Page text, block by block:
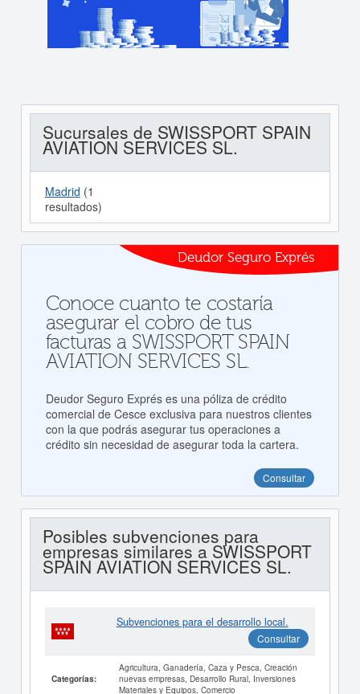
Sucursales de SWISSPORT SPAIN
AVIATION SERVICES SL.
Madrid (1
resultados)
Deudor Seguro Exprés
Conoce cuanto te costaría
asegurar el cobro de tus
facturas a SWISSPORT SPAIN
AVIATION SERVICES SL.
Deudor Seguro Exprés es una póliza de crédito
comercial de Cesce exclusiva para nuestros clientes
con la que podrás asegurar tus operaciones a
crédito sin necesidad de asegurar toda la cartera.
Consultar
Posibles subvenciones para
empresas similares a SWISSPORT
SPAIN AVIATION SERVICES SL.
Subvenciones para el desarrollo local.
Consultar
Categorías:
Agricultura, Ganadería, Caza y Pesca, Creación
nuevas empresas, Desarrollo Rural, Inversiones
Materiales y Equipos, Comercio